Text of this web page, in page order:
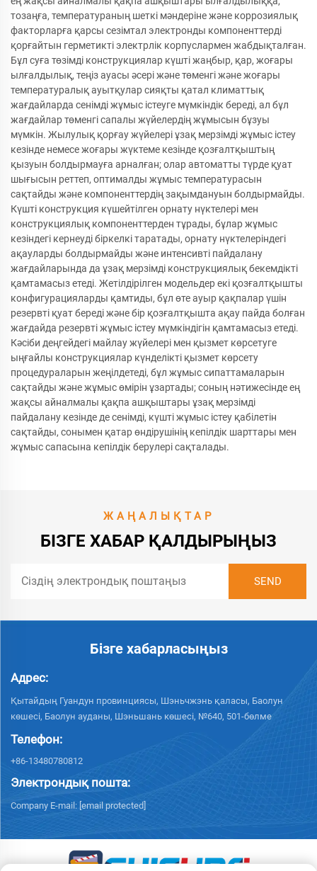
тозаңға, температураның шеткі мәндеріне және коррозиялық
факторларға қарсы сезімтал электронды компоненттерді
қорғайтын герметикті электрлік корпуслармен жабдықталған.
Бұл суға төзімді конструкциялар күшті жаңбыр, қар, жоғары
ылғалдылық, теңіз ауасы әсері және төменгі және жоғары
температуралық ауытқулар сияқты қатал климаттық
жағдайларда сенімді жұмыс істеуге мүмкіндік береді, ал бұл
жағдайлар төменгі сапалы жүйелердің жұмысын бұзуы
мүмкін. Жылулық қорғау жүйелері ұзақ мерзімді жұмыс істеу
кезінде немесе жоғары жүктеме кезінде қозғалтқыштың
қызуын болдырмауға арналған; олар автоматты түрде қуат
шығысын реттеп, оптималды жұмыс температурасын
сақтайды және компоненттердің зақымдануын болдырмайды.
Күшті конструкция күшейтілген орнату нүктелері мен
конструкциялық компоненттерден тұрады, бұлар жұмыс
кезіндегі кернеуді біркелкі таратады, орнату нүктелеріндегі
ақауларды болдырмайды және интенсивті пайдалану
жағдайларында да ұзақ мерзімді конструкциялық бекемдікті
қамтамасыз етеді. Жетілдірілген модельдер екі қозғалтқышты
конфигурацияларды қамтиды, бұл өте ауыр қақпалар үшін
резервті қуат береді және бір қозғалтқышта ақау пайда болған
жағдайда резервті жұмыс істеу мүмкіндігін қамтамасыз етеді.
Кәсіби деңгейдегі майлау жүйелері мен қызмет көрсетуге
ыңғайлы конструкциялар күнделікті қызмет көрсету
процедураларын жеңілдетеді, бұл жұмыс сипаттамаларын
сақтайды және жұмыс өмірін ұзартады; соның нәтижесінде ең
жақсы айналмалы қақпа ашқыштары ұзақ мерзімді
пайдалану кезінде де сенімді, күшті жұмыс істеу қабілетін
сақтайды, сонымен қатар өндірушінің кепілдік шарттары мен
жұмыс сапасына кепілдік берулері сақталады.
ЖАҢАЛЫҚТАР
БІЗГЕ ХАБАР ҚАЛДЫРЫҢЫЗ
Бізге хабарласыңыз
Адрес:
Қытайдың Гуандун провинциясы, Шэньчжэнь қаласы, Баолун
көшесі, Баолун ауданы, Шэньшань көшесі, №640, 501-бөлме
Телефон:
+86-13480780812
Электрондық пошта:
Company E-mail: [email protected]